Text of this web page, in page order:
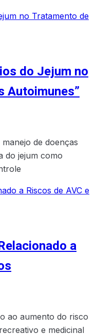
do Jejum no
Autoimunes”
de doenças
do jejum como
a
ao aumento do risco
e medicinal